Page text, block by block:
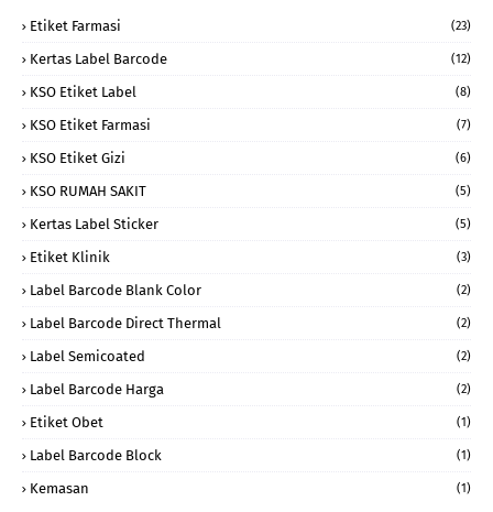
Etiket Farmasi (23)
Kertas Label Barcode (12)
KSO Etiket Label (8)
KSO Etiket Farmasi (7)
KSO Etiket Gizi (6)
KSO RUMAH SAKIT (5)
Kertas Label Sticker (5)
Etiket Klinik (3)
Label Barcode Blank Color (2)
Label Barcode Direct Thermal (2)
Label Semicoated (2)
Label Barcode Harga (2)
Etiket Obet (1)
Label Barcode Block (1)
Kemasan (1)